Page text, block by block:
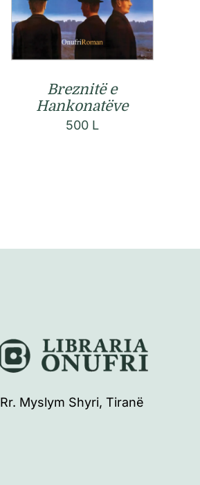
Breznitë e
Hankonatëve
500 L
Rr. Myslym Shyri, Tiranë